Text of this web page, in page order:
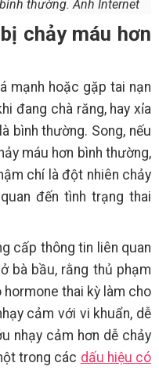
thường. Ảnh Internet
chảy máu hơn
mạnh hoặc gặp tai nạn
đang chà răng, hay xỉa
bình thường. Song, nếu
máu hơn bình thường,
chí là đột nhiên chảy
đến tình trạng thai
cấp thông tin liên quan
bà bầu, rằng thủ phạm
hormone thai kỳ làm cho
cảm với vi khuẩn, dễ
nhạy cảm hơn dễ chảy
trong các dấu hiệu có